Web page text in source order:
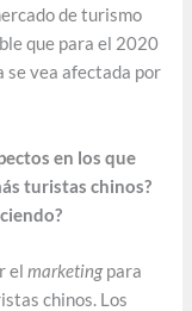
de turismo
que para el 2020
se vea afectada por
en los que
turistas chinos?
elmarketingpara
chinos. Los